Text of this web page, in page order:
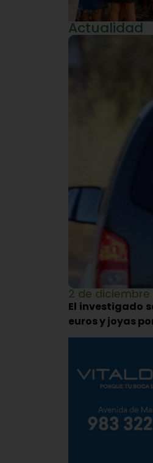
Actualidad
2 de diciembre
El investigado
euros y joyas